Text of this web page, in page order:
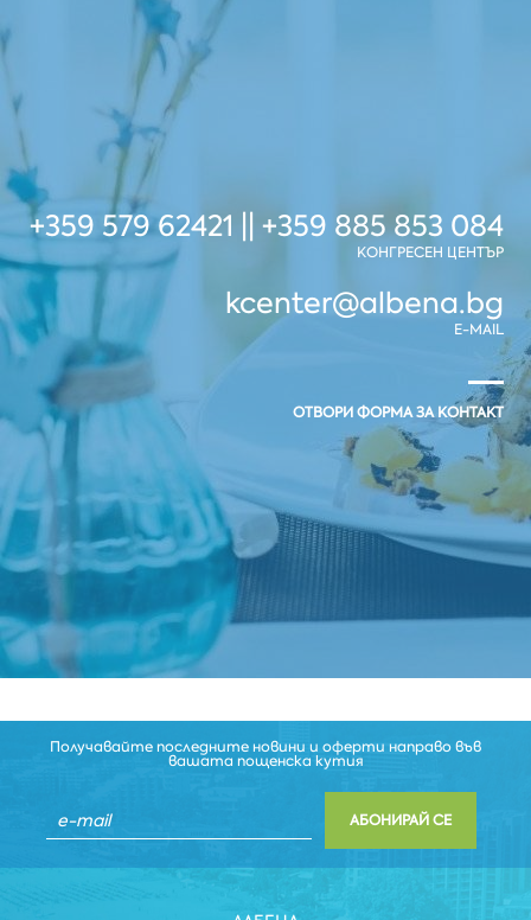
+359 579 62421 || +359 885 853 084
КОНГРЕСЕН ЦЕНТЪР
kcenter@albena.bg
E-MAIL
ОТВОРИ ФОРМА ЗА КОНТАКТ
Получавайте последните новини и оферти направо във
вашата пощенска кутия
АБОНИРАЙ СЕ